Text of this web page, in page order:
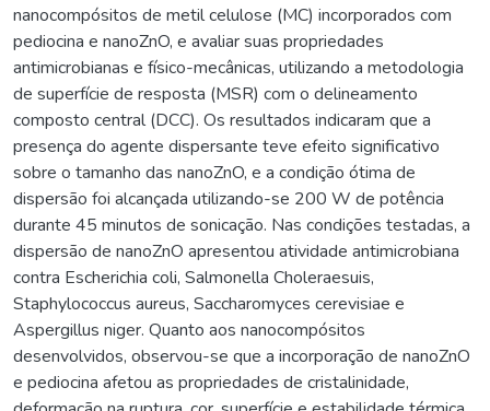
nanocompósitos de metil celulose (MC) incorporados com
pediocina e nanoZnO, e avaliar suas propriedades
antimicrobianas e físico-mecânicas, utilizando a metodologia
de superfície de resposta (MSR) com o delineamento
composto central (DCC). Os resultados indicaram que a
presença do agente dispersante teve efeito significativo
sobre o tamanho das nanoZnO, e a condição ótima de
dispersão foi alcançada utilizando-se 200 W de potência
durante 45 minutos de sonicação. Nas condições testadas, a
dispersão de nanoZnO apresentou atividade antimicrobiana
contra Escherichia coli, Salmonella Choleraesuis,
Staphylococcus aureus, Saccharomyces cerevisiae e
Aspergillus niger. Quanto aos nanocompósitos
desenvolvidos, observou-se que a incorporação de nanoZnO
e pediocina afetou as propriedades de cristalinidade,